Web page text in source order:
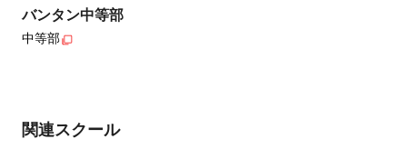
バンタン中等部
中等部
関連スクール